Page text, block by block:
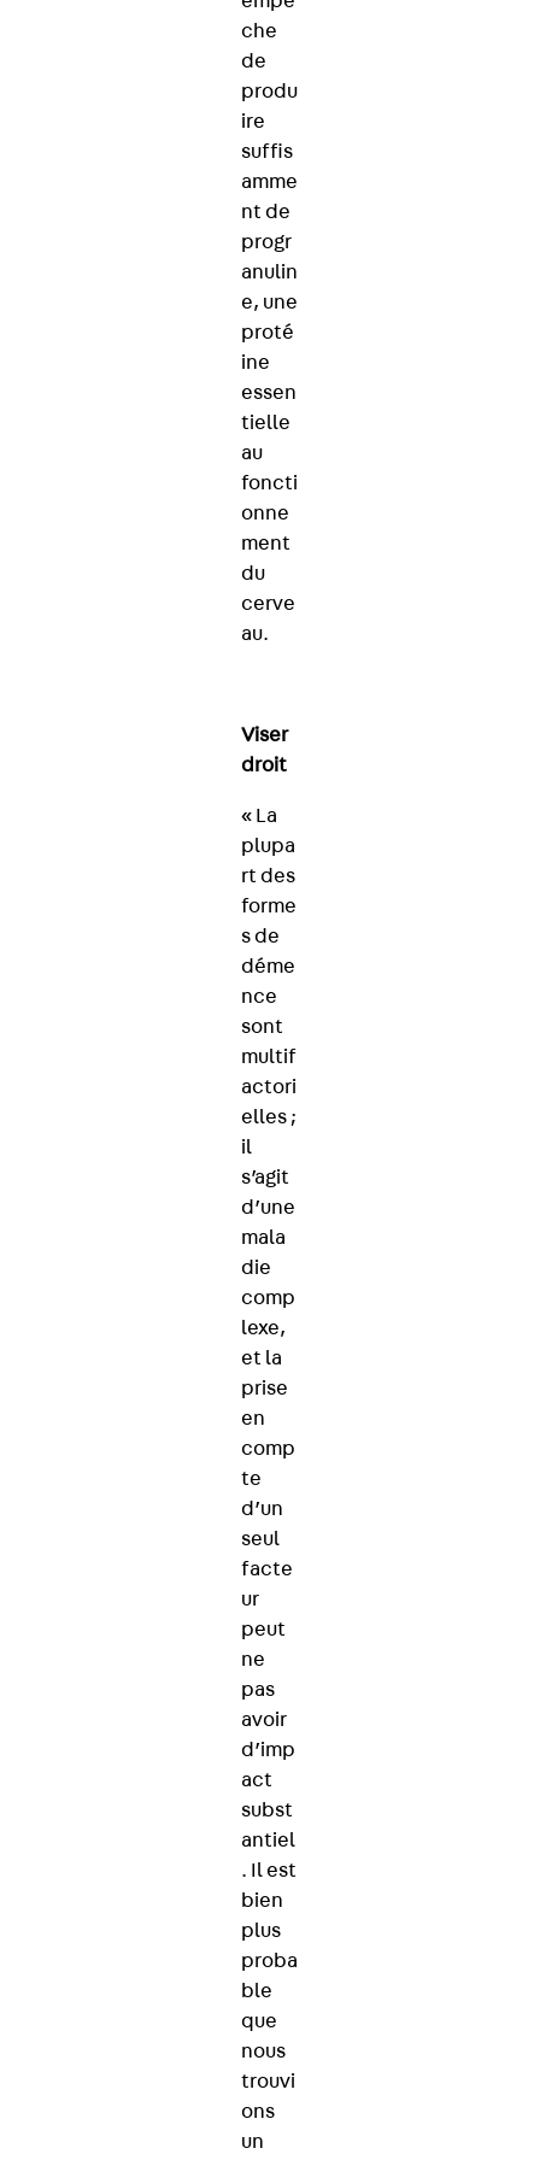
che
de
produ
ire
suffis
amme
nt de
progr
anulin
e, une
proté
ine
essen
tielle
au
foncti
onne
ment
du
cerve
au.
Viser
droit
« La
plupa
rt des
forme
s de
déme
nce
sont
multif
actori
elles ;
il
s’agit
d’une
mala
die
comp
lexe,
et la
prise
en
comp
te
d’un
seul
facte
ur
peut
ne
pas
avoir
d’imp
act
subst
antiel
. Il est
bien
plus
proba
ble
que
nous
trouvi
ons
un